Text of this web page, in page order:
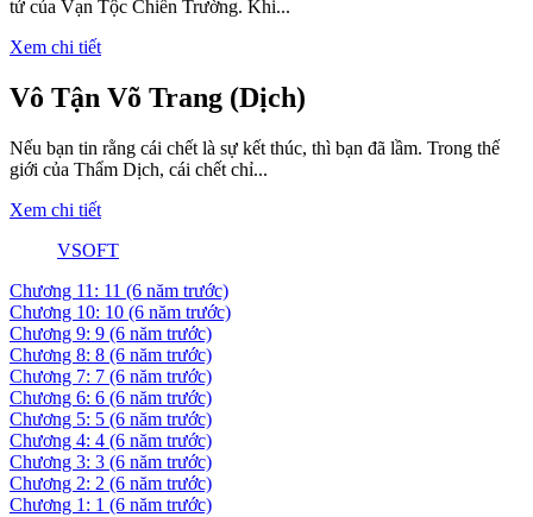
tử của Vạn Tộc Chiến Trường. Khi...
Xem chi tiết
Vô Tận Võ Trang (Dịch)
Nếu bạn tin rằng cái chết là sự kết thúc, thì bạn đã lầm. Trong thế
giới của Thẩm Dịch, cái chết chỉ...
Xem chi tiết
VSOFT
Chương 11: 11 (6 năm trước)
Chương 10: 10 (6 năm trước)
Chương 9: 9 (6 năm trước)
Chương 8: 8 (6 năm trước)
Chương 7: 7 (6 năm trước)
Chương 6: 6 (6 năm trước)
Chương 5: 5 (6 năm trước)
Chương 4: 4 (6 năm trước)
Chương 3: 3 (6 năm trước)
Chương 2: 2 (6 năm trước)
Chương 1: 1 (6 năm trước)